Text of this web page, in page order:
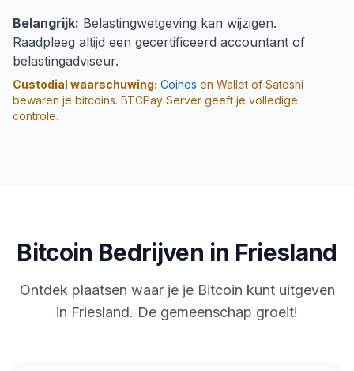
Belangrijk: Belastingwetgeving kan wijzigen.
Raadpleeg altijd een gecertificeerd accountant of
belastingadviseur.
Custodial waarschuwing: Coinos en Wallet of Satoshi
bewaren je bitcoins. BTCPay Server geeft je volledige
controle.
Bitcoin Bedrijven in Friesland
Ontdek plaatsen waar je je Bitcoin kunt uitgeven
in Friesland. De gemeenschap groeit!